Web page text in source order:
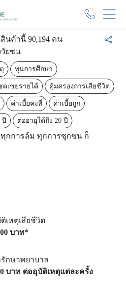
นค้านี้ 90,194 คน
วัยซน
ทุนการศึกษา
ดเชยรายได้ คุ้มครองการเสียชีวิต
ค่าเบี้ยคงที่ ค่าเบี้ยถูก
ปี ต่ออายุได้ถึง 20 ปี
กการล้ม ทุกการซุกซน ก็
เหตุเสียชีวิต
บาท*
กษาพยาบาล
บาท ต่ออุบัติเหตุแต่ละครั้ง